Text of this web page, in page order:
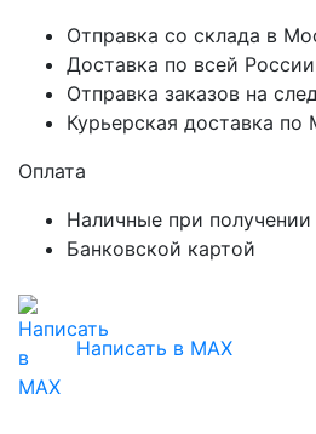
Отправка со склада в
Доставка по всей России
Отправка заказов на
Курьерская доставка по
Оплата
Наличные при получении
Банковской картой
Написать в MAX